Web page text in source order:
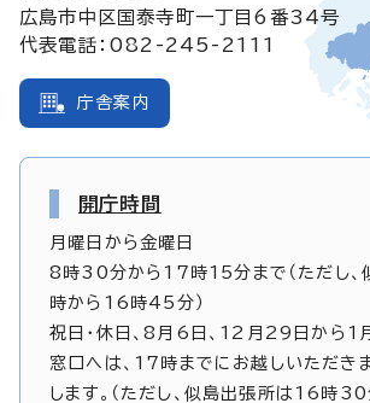
広島市中区国泰寺町一丁目6番34号
代表電話：082-245-2111
庁舎案内
開庁時間
月曜日から金曜日
8時30分から17時15分まで（ただし、
時から16時45分）
祝日・休日、8月6日、12月29日から1
窓口へは、17時までにお越しいただき
します。（ただし、似島出張所は16時30